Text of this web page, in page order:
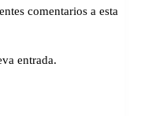
comentarios a esta
entrada.